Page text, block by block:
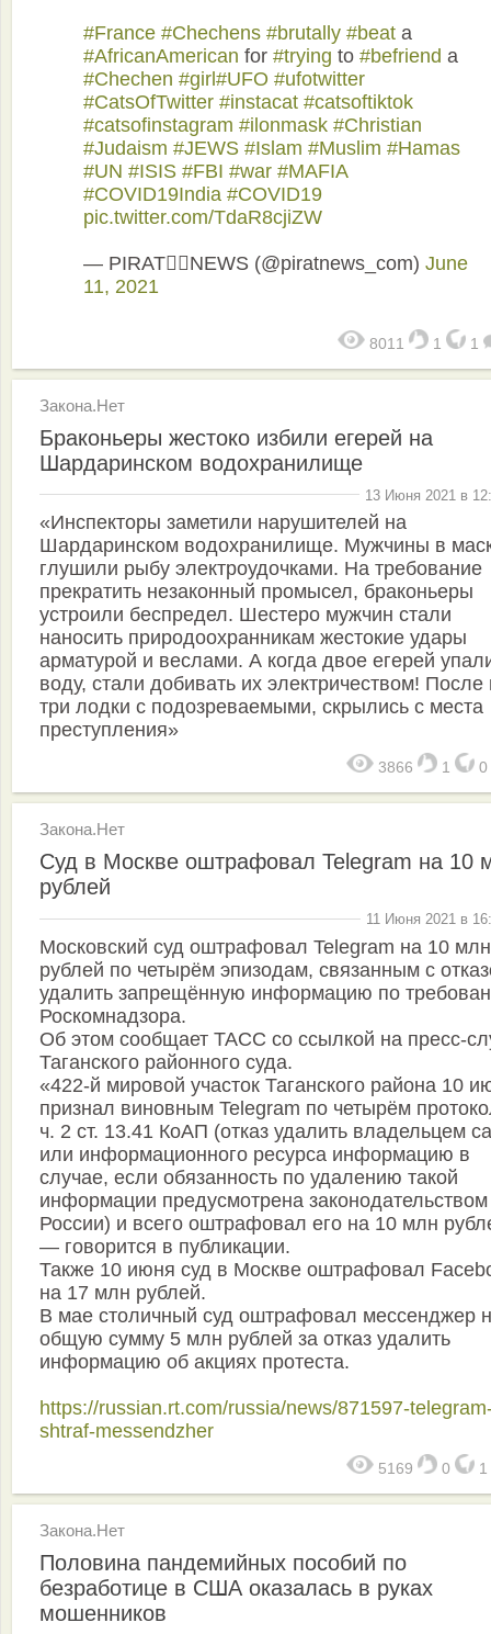
#France #Chechens #brutally #beat a
#AfricanAmerican for #trying to #befriend a
#Chechen #girl#UFO #ufotwitter
#CatsOfTwitter #instacat #catsoftiktok
#catsofinstagram #ilonmask #Christian
#Judaism #JEWS #Islam #Muslim #Hamas
#UN #ISIS #FBI #war #MAFIA
#COVID19India #COVID19
pic.twitter.com/TdaR8cjiZW
— PIRAT🏴‍☠️NEWS (@piratnews_com) June
11, 2021
8011 1 1
Закона.Нет
Браконьеры жестоко избили егерей на
Шардаринском водохранилище
13 Июня 2021 в
«Инспекторы заметили нарушителей на
Шардаринском водохранилище. Мужчины в
глушили рыбу электроудочками. На требование
прекратить незаконный промысел, браконьеры
устроили беспредел. Шестеро мужчин стали
наносить природоохранникам жестокие удары
арматурой и веслами. А когда двое егерей
воду, стали добивать их электричеством! После
три лодки с подозреваемыми, скрылись с места
преступления»
3866 1 0
Закона.Нет
Суд в Москве оштрафовал Telegram на 10
рублей
11 Июня 2021 в
Московский суд оштрафовал Telegram на 10 млн
рублей по четырём эпизодам, связанным с
удалить запрещённую информацию по
Роскомнадзора.
Об этом сообщает ТАСС со ссылкой на пресс-
Таганского районного суда.
«422-й мировой участок Таганского района 10
признал виновным Telegram по четырём
ч. 2 ст. 13.41 КоАП (отказ удалить владельцем
или информационного ресурса информацию в
случае, если обязанность по удалению такой
информации предусмотрена законодательством
России) и всего оштрафовал его на 10 млн
— говорится в публикации.
Также 10 июня суд в Москве оштрафовал
на 17 млн рублей.
В мае столичный суд оштрафовал мессенджер
общую сумму 5 млн рублей за отказ удалить
информацию об акциях протеста.
https://russian.rt.com/russia/news/871597-
shtraf-messendzher
5169 0 1
Закона.Нет
Половина пандемийных пособий по
безработице в США оказалась в руках
мошенников